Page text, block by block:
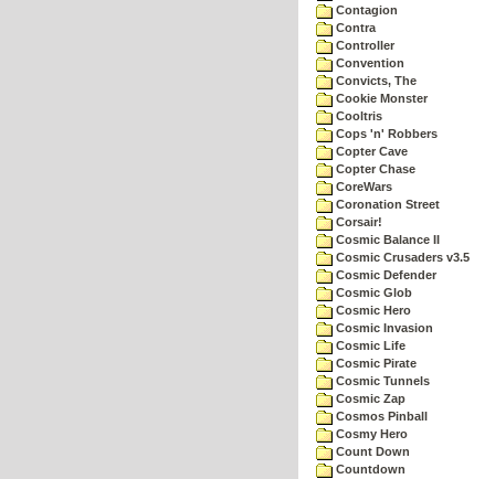
Contagion
Contra
Controller
Convention
Convicts, The
Cookie Monster
Cooltris
Cops 'n' Robbers
Copter Cave
Copter Chase
CoreWars
Coronation Street
Corsair!
Cosmic Balance II
Cosmic Crusaders v3.5
Cosmic Defender
Cosmic Glob
Cosmic Hero
Cosmic Invasion
Cosmic Life
Cosmic Pirate
Cosmic Tunnels
Cosmic Zap
Cosmos Pinball
Cosmy Hero
Count Down
Countdown